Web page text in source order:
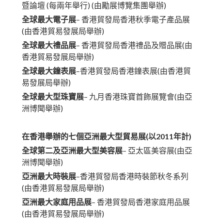
暨論壇 (每兩年舉行) (由勵展博覽集團舉辦)
全球最大電子展– 香港貿發局香港秋季電子產品展
(由香港貿易發展局舉辦)
全球最大禮品展– 香港貿發局香港禮品及贈品展(由
香港貿易發展局舉辦)
全球最大鐘表展–香港貿發局香港鐘表展(由香港貿
易發展局舉辦)
全球最大型珠寶展– 九月香港珠寶首飾展覽會(由亞
洲博聞舉辦)
在香港舉辦的七個亞洲最大型貿易展(以2011年計)
全球第二及亞洲最大型美容展– 亞太區美容展(由亞
洲博聞舉辦)
亞洲最大時裝展–香港貿發局香港時裝節秋冬系列
(由香港貿易發展局舉辦)
亞洲最大家庭用品展– 香港貿發局香港家庭用品展
(由香港貿易發展局舉辦)